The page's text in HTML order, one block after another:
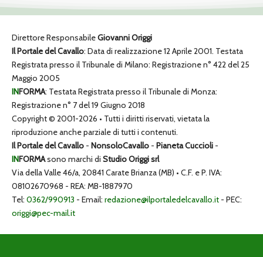
Direttore ResponsabileGiovanni Origgi
Il Portale del Cavallo: Data di realizzazione 12 Aprile 2001. Testata
Registrata presso il Tribunale di Milano: Registrazione n° 422 del 25
Maggio 2005
INFORMA: Testata Registrata presso il Tribunale di Monza:
Registrazione n° 7 del 19 Giugno 2018
Copyright © 2001-2026 • Tutti i diritti riservati, vietata la
riproduzione anche parziale di tutti i contenuti.
Il Portale del Cavallo - NonsoloCavallo - Pianeta Cuccioli -
INFORMAsono marchi di Studio Origgi srl
Via della Valle 46/a, 20841 Carate Brianza (MB) • C.F. e P. IVA:
08102670968 - REA: MB-1887970
Tel: 0362/990913 - Email: redazione@ilportaledelcavallo.it - PEC:
origgi@pec-mail.it